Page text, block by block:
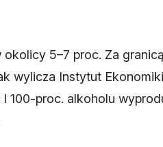
5–7 proc. Za
wylicza Instytut
100-proc. alkoholu